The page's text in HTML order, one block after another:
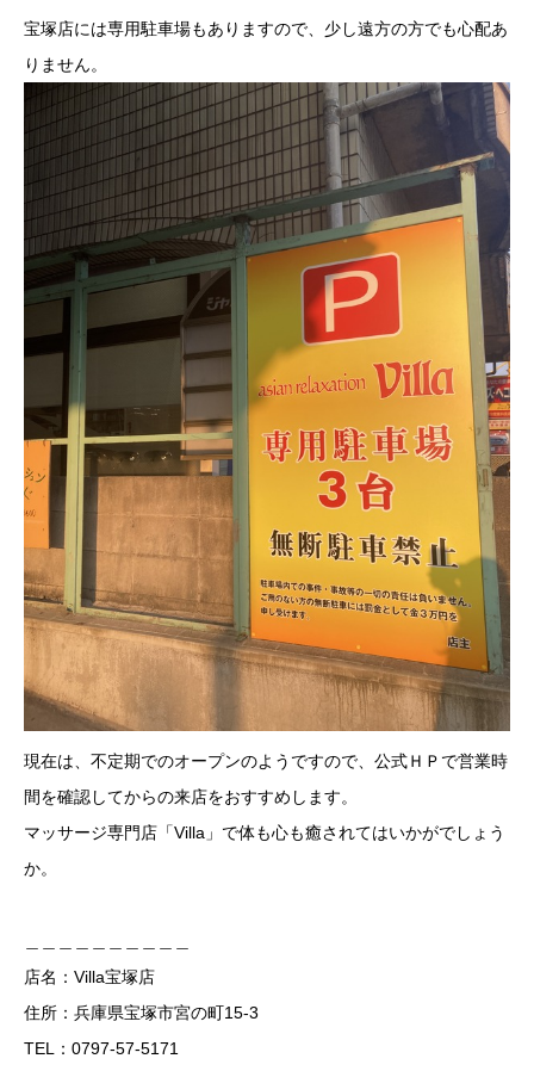
宝塚店には専用駐車場もありますので、少し遠方の方でも心配あ
りません。
現在は、不定期でのオープンのようですので、公式ＨＰで営業時
間を確認してからの来店をおすすめします。
マッサージ専門店「Villa」で体も心も癒されてはいかがでしょう
か。
店名：Villa宝塚店
住所：兵庫県宝塚市宮の町15-3
TEL：0797-57-5171